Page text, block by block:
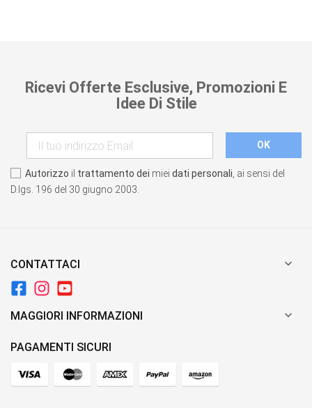
Ricevi Offerte Esclusive, Promozioni E
Idee Di Stile
Autorizzo il trattamento dei miei dati personali , ai sensi del
D.lgs. 196 del 30 giugno 2003.
CONTATTACI 
MAGGIORI INFORMAZIONI 
PAGAMENTI SICURI